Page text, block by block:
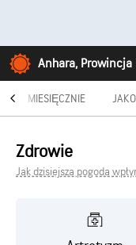
Anhara, Prowincja
MIESIĘCZNIE
Zdrowie
Jak dzisiejsza pogoda